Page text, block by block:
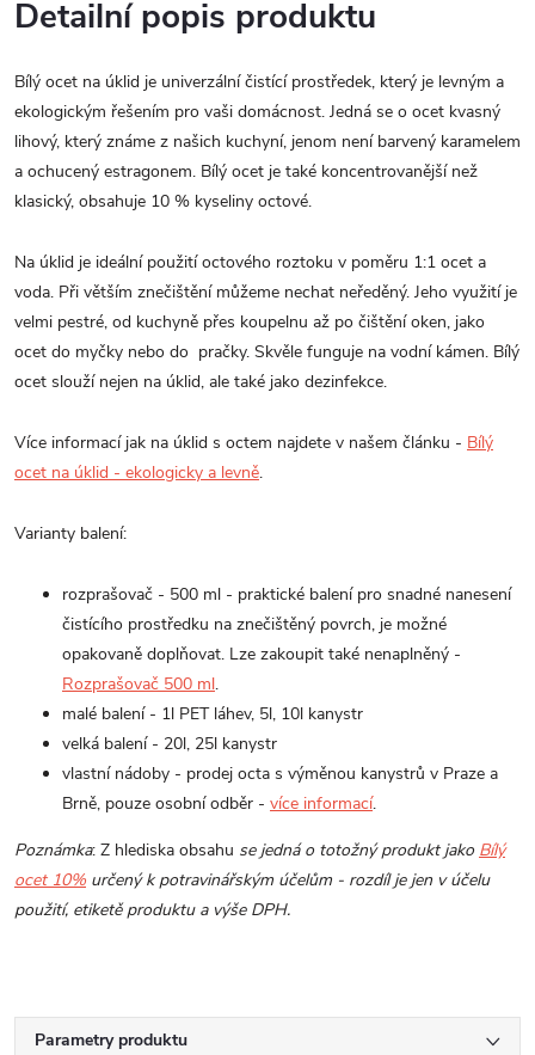
Detailní popis produktu
Bílý ocet na úklid je univerzální čistící prostředek, který je levným a
ekologickým řešením pro vaši domácnost. Jedná se o ocet kvasný
lihový, který známe z našich kuchyní, jenom není barvený karamelem
a ochucený estragonem. Bílý ocet je také koncentrovanější než
klasický, obsahuje 10 % kyseliny octové.
Na úklid je ideální použití octového roztoku v poměru 1:1 ocet a
voda. Při větším znečištění můžeme nechat neředěný. Jeho využití je
velmi pestré, od kuchyně přes koupelnu až po čištění oken, jako
ocet do myčky nebo do pračky. Skvěle funguje na vodní kámen. Bílý
ocet slouží nejen na úklid, ale také jako dezinfekce.
Více informací jak na úklid s octem najdete v našem článku - Bílý
ocet na úklid - ekologicky a levně.
Varianty balení:
rozprašovač - 500 ml - praktické balení pro snadné nanesení
čistícího prostředku na znečištěný povrch, je možné
opakovaně doplňovat. Lze zakoupit také nenaplněný -
Rozprašovač 500 ml.
malé balení - 1l PET láhev, 5l, 10l kanystr
velká balení - 20l, 25l kanystr
vlastní nádoby - prodej octa s výměnou kanystrů v Praze a
Brně, pouze osobní odběr - více informací.
Poznámka: Z hlediska obsahu se jedná o totožný produkt jako Bílý
ocet 10% určený k potravinářským účelům - rozdíl je jen v účelu
použití, etiketě produktu a výše DPH.
Parametry produktu